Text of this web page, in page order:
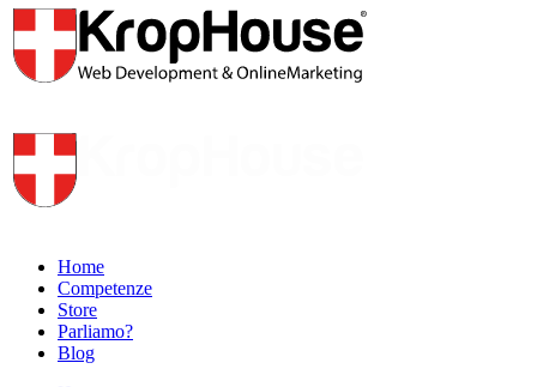
Home
Competenze
Store
Parliamo?
Blog